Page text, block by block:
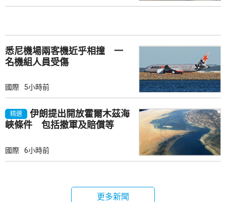
悉尼機場兩客機近乎相撞 一
名機組人員受傷
國際 5小時前
精選
伊朗提出開放霍爾木茲海
峽條件 包括撤軍及賠償等
國際 6小時前
更多新聞